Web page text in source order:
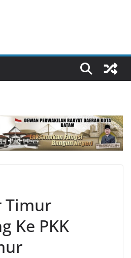
Timur
Ke PKK